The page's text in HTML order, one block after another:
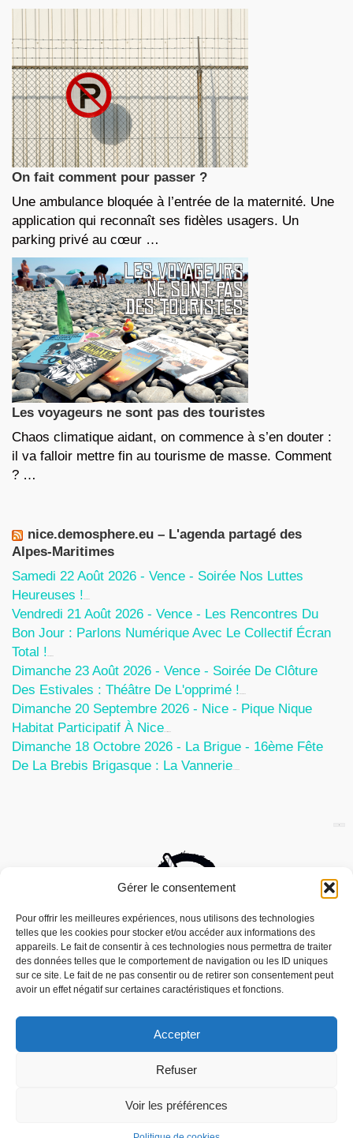
Gérer le consentement
Pour offrir les meilleures expériences, nous utilisons des technologies
telles que les cookies pour stocker et/ou accéder aux informations des
appareils. Le fait de consentir à ces technologies nous permettra de traiter
des données telles que le comportement de navigation ou les ID uniques
sur ce site. Le fait de ne pas consentir ou de retirer son consentement peut
avoir un effet négatif sur certaines caractéristiques et fonctions.
Accepter
Refuser
Voir les préférences
On fait comment pour passer ?
Une ambulance bloquée à l’entrée de la maternité. Une
application qui reconnaît ses fidèles usagers. Un
parking privé au cœur …
Les voyageurs ne sont pas des touristes
Chaos climatique aidant, on commence à s’en douter :
il va falloir mettre fin au tourisme de masse. Comment
? …
nice.demosphere.eu – L'agenda partagé des
Alpes-Maritimes
Samedi 22 Août 2026 - Vence - Soirée Nos Luttes
Heureuses !
Vendredi 21 Août 2026 - Vence - Les Rencontres Du
Bon Jour : Parlons Numérique Avec Le Collectif Écran
Total !
Dimanche 23 Août 2026 - Vence - Soirée De Clôture
Des Estivales : Théâtre De L'opprimé !
Dimanche 20 Septembre 2026 - Nice - Pique Nique
Habitat Participatif À Nice
Dimanche 18 Octobre 2026 - La Brigue - 16ème Fête
De La Brebis Brigasque : La Vannerie
Mouais, le mensuel dubitatif…quoique est
édité par l’Association ARMA, Association
Pour la Reconnaissance des Médias
Alternatifs – contact[at]mouais.org
settings.